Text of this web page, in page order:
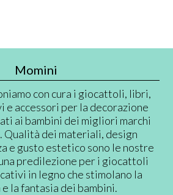
Momini
con cura i giocattoli, libri,
accessori per la decorazione
ai bambini dei migliori marchi
Qualità dei materiali, design
e gusto estetico sono le nostre
predilezione per i giocattoli
in legno che stimolano la
la fantasia dei bambini.